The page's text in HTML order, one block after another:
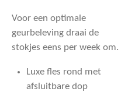
Voor een optimale
geurbeleving draai de
stokjes eens per week om.
Luxe fles rond met
afsluitbare dop